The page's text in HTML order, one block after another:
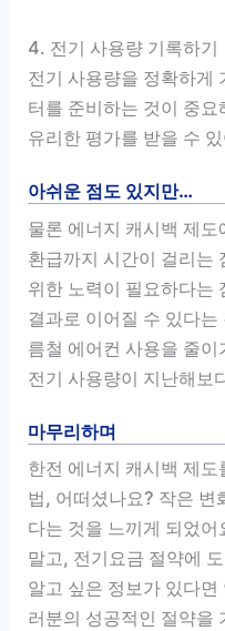
4. 전기 사용량 기록하기
전기 사용량을 정확하게
터를 준비하는 것이 중
유리한 평가를 받을 수
아쉬운 점도 있지만…
물론 에너지 캐시백 제
환급까지 시간이 걸리는
위한 노력이 필요하다는
결과로 이어질 수 있다
름철 에어컨 사용을 줄
전기 사용량이 지난해보
마무리하며
한전 에너지 캐시백 제
법, 어떠셨나요? 작은 변
다는 것을 느끼게 되었
말고, 전기요금 절약에
알고 싶은 정보가 있다
러분의 성공적인 절약을